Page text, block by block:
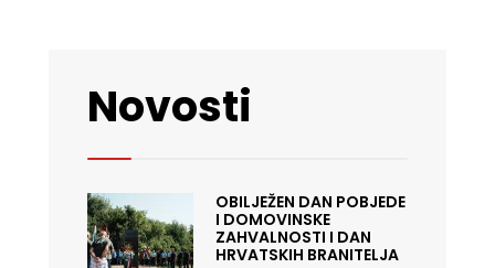
Novosti
OBILJEŽEN DAN POBJEDE
I DOMOVINSKE
ZAHVALNOSTI I DAN
HRVATSKIH BRANITELJA